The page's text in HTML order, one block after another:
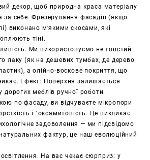
декор, щоб природна краса матеріалу
за себе. Фрезерування фасадів (якщо
виконано м’якими скосами, які
тіні.
Ми використовуємо не товстий
лаку (як на дешевих тумбах, де дерево
а олійно-воскове покриття, що
Ефект: Поверхня залишається
дорогих меблів ручної роботи.
по фасаду, ви відчуваєте мікропори
і `оксамитовість. Це викликає
задоволення — ми підсвідомо
фактур, це наш еволюційний
На вас чекає сюрприз: у